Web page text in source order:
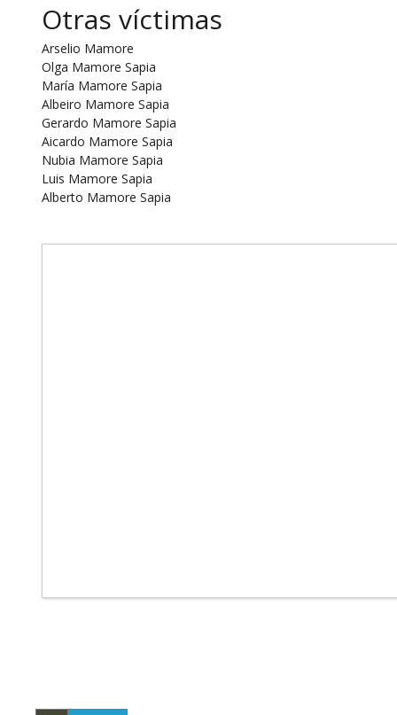
Otras víctimas
Arselio Mamore
Olga Mamore Sapia
María Mamore Sapia
Albeiro Mamore Sapia
Gerardo Mamore Sapia
Aicardo Mamore Sapia
Nubia Mamore Sapia
Luis Mamore Sapia
Alberto Mamore Sapia